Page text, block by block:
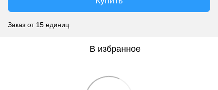
Заказ от 15 единиц
В избранное